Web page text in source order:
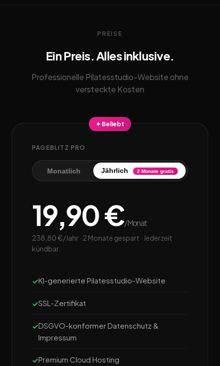
PREISE
Ein Preis. Alles inklusive.
Professionelle Pilatesstudio-Website ohne
versteckte Kosten
✦ Beliebt
PAGEBLITZ PRO
Monatlich Jährlich 2 Monate gratis
19,90 €/Monat
238,80 €/Jahr · 2 Monate gespart · Jederzeit
kündbar.
KI-generierte Pilatesstudio-Website
SSL-Zertifikat
DSGVO-konformer Datenschutz &
Impressum
Premium Cloud Hosting